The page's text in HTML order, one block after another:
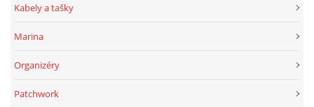
Kabely a tašky
Marina
Organizéry
Patchwork